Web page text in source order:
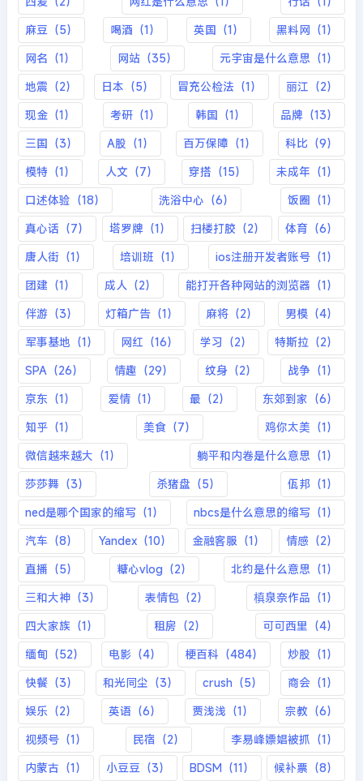
麻豆（5）
喝酒（1） 英国（1）
黑料网（1）
网名（1）
网站（35）
元宇宙是什么意思（1）
地震（2）
日本（5） 冒充公检法（1）
丽江（2）
现金（1）
考研（1） 韩国（1）
品牌（13）
三国（3）
A股（1） 百万保障（1）
科比（9）
模特（1）
人文（7） 穿搭（15）
未成年（1）
口述体验（18）
洗浴中心（6）
饭圈（1）
真心话（7）
塔罗牌（1） 扫楼打胶（2）
体育（6）
唐人街（1）
培训班（1）
ios注册开发者账号（1）
团建（1）
成人（2）
能打开各种网站的浏览器（1）
伴游（3）
灯箱广告（1） 麻将（2）
男模（4）
军事基地（1）
网红（16） 学习（2）
特斯拉（2）
SPA（26）
情趣（29） 纹身（2）
战争（1）
京东（1）
爱情（1） 最（2）
东郊到家（6）
知乎（1）
美食（7）
鸡你太美（1）
微信越来越大（1）
躺平和内卷是什么意思（1）
莎莎舞（3）
杀猪盘（5）
佤邦（1）
ned是哪个国家的缩写（1）
nbcs是什么意思的缩写（1）
汽车（8）
Yandex（10） 金融客服（1）
情感（2）
直播（5）
糖心vlog（2）
北约是什么意思（1）
三和大神（3）
表情包（2）
槙泉奈作品（1）
四大家族（1）
租房（2）
可可西里（4）
缅甸（52）
电影（4） 梗百科（484）
炒股（1）
快餐（3）
和光同尘（3） crush（5）
商会（1）
娱乐（2）
英语（6） 贾浅浅（1）
宗教（6）
视频号（1）
民宿（2）
李易峰嫖娼被抓（1）
内蒙古（1）
小豆豆（3） BDSM（11）
候补票（8）